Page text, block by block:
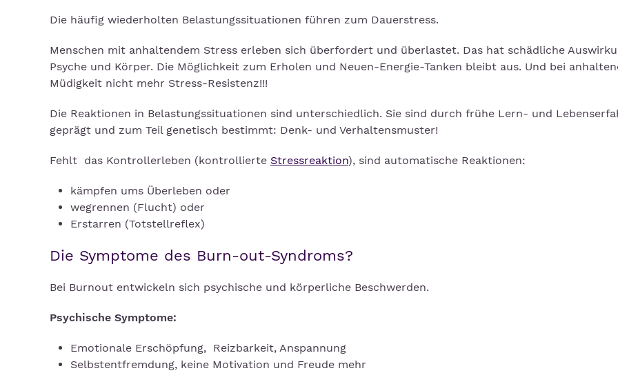
Die häufig wiederholten Belastungssituationen führen zum Dauerstress.
Menschen mit anhaltendem Stress erleben sich überfordert und überlastet. Das hat schädliche
Psyche und Körper. Die Möglichkeit zum Erholen und Neuen-Energie-Tanken bleibt aus. Und bei
Müdigkeit nicht mehr Stress-Resistenz!!!
Die Reaktionen in Belastungssituationen sind unterschiedlich. Sie sind durch frühe Lern- und
geprägt und zum Teil genetisch bestimmt: Denk- und Verhaltensmuster!
Fehlt das Kontrollerleben (kontrollierte Stressreaktion), sind automatische Reaktionen:
kämpfen ums Überleben oder
wegrennen (Flucht) oder
Erstarren (Totstellreflex)
Die Symptome des Burn-out-Syndroms?
Bei Burnout entwickeln sich psychische und körperliche Beschwerden.
Psychische Symptome:
Emotionale Erschöpfung, Reizbarkeit, Anspannung
Selbstentfremdung, keine Motivation und Freude mehr